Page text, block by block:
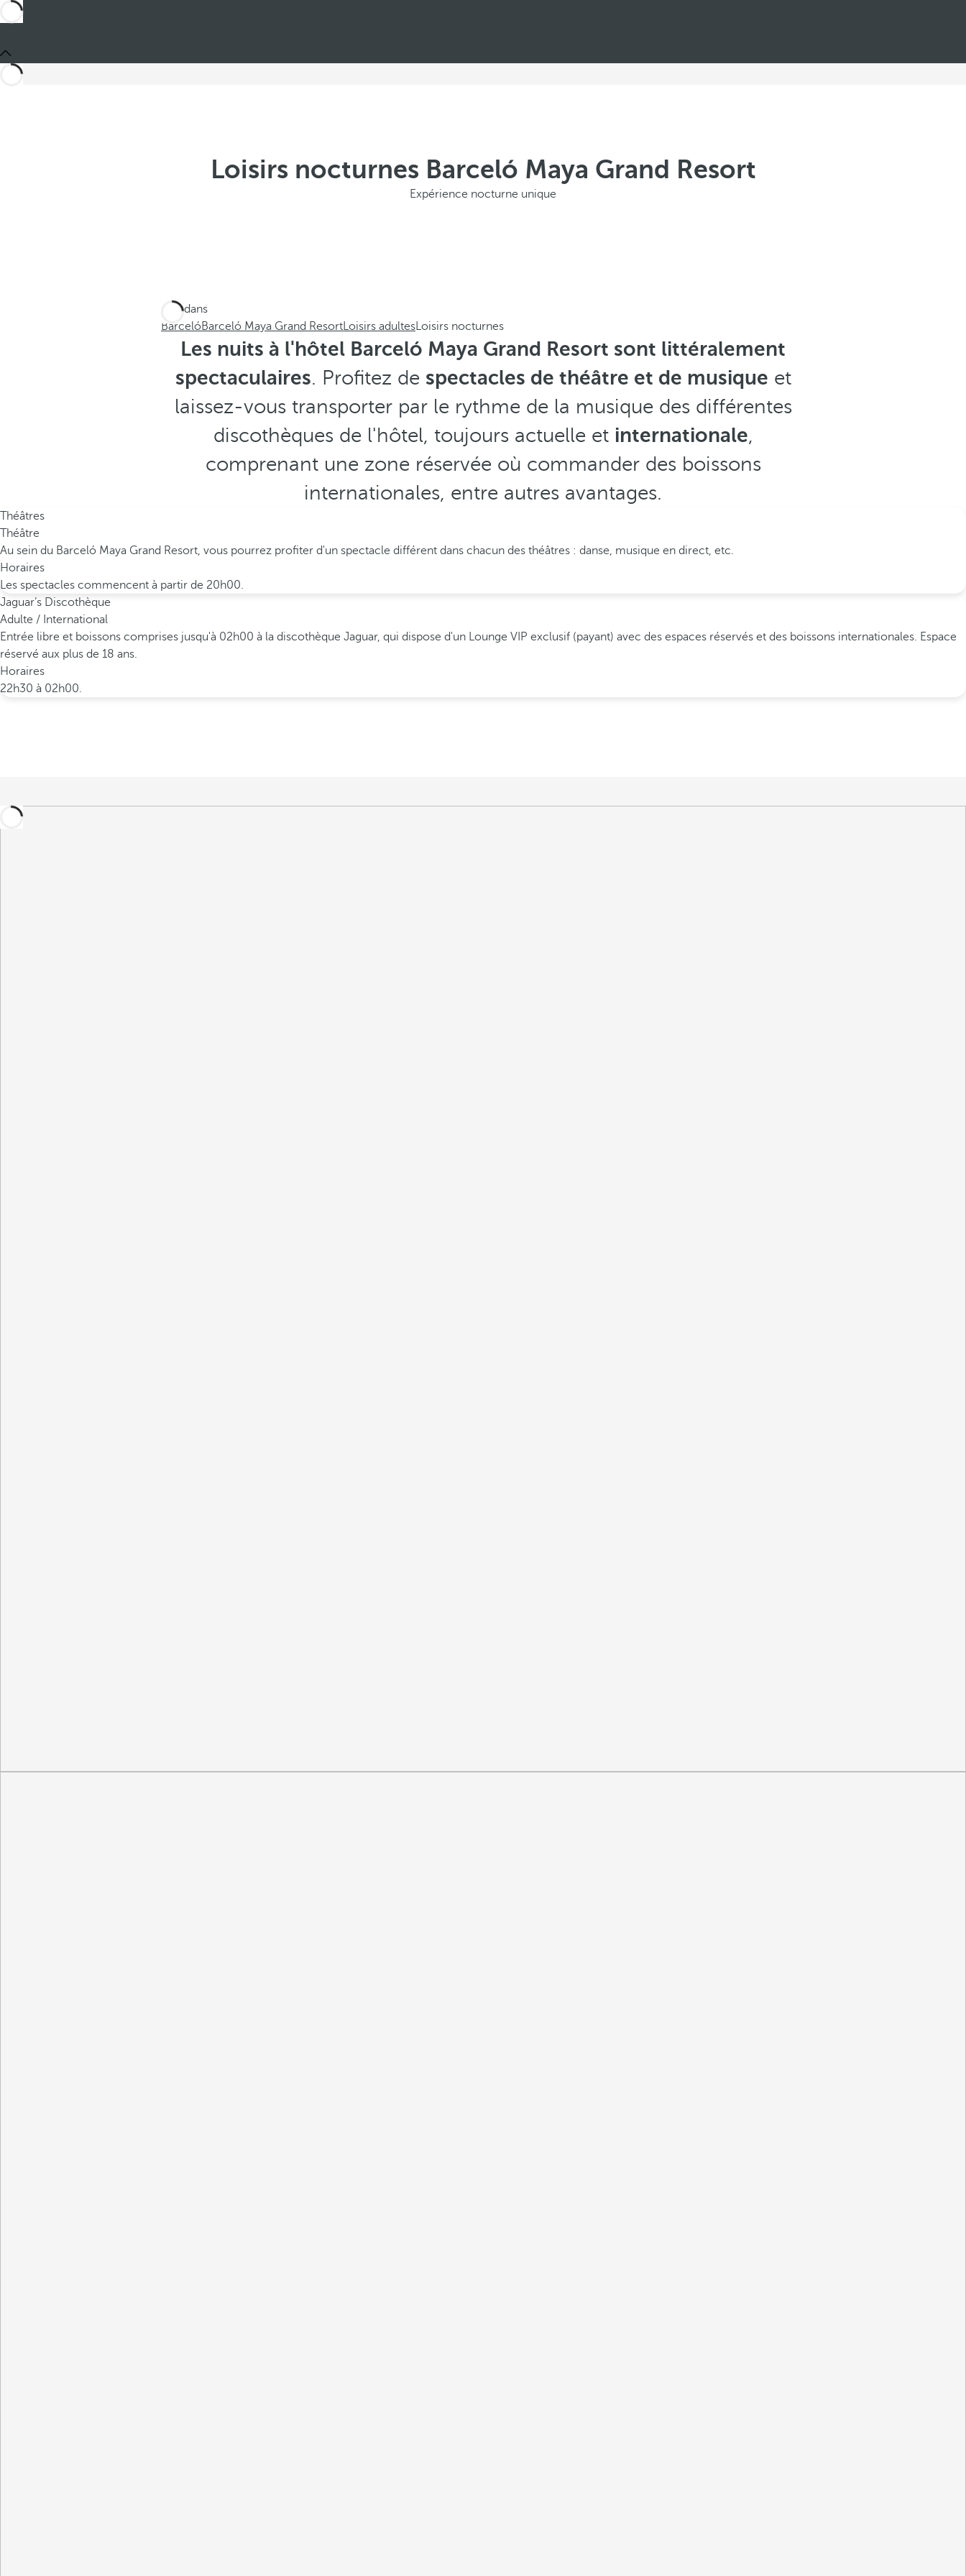
Loisirs nocturnes Barceló Maya Grand Resort
Expérience nocturne unique
Ces dans
BarcelóBarceló Maya Grand ResortLoisirs adultesLoisirs nocturnes
Les nuits à l'hôtel Barceló Maya Grand Resort sont littéralement
spectaculaires. Profitez de spectacles de théâtre et de musique et
laissez-vous transporter par le rythme de la musique des différentes
discothèques de l'hôtel, toujours actuelle et internationale,
comprenant une zone réservée où commander des boissons
internationales, entre autres avantages.
Théâtres
Théâtre
Au sein du Barceló Maya Grand Resort, vous pourrez profiter d'un spectacle différent dans chacun des théâtres : danse, musique en direct, etc.
Horaires
Les spectacles commencent à partir de 20h00.
Jaguar’s Discothèque
Adulte / International
Entrée libre et boissons comprises jusqu'à 02h00 à la discothèque Jaguar, qui dispose d'un Lounge VIP exclusif (payant) avec des espaces réservés et des boissons internationales. Espace
réservé aux plus de 18 ans.
Horaires
22h30 à 02h00.